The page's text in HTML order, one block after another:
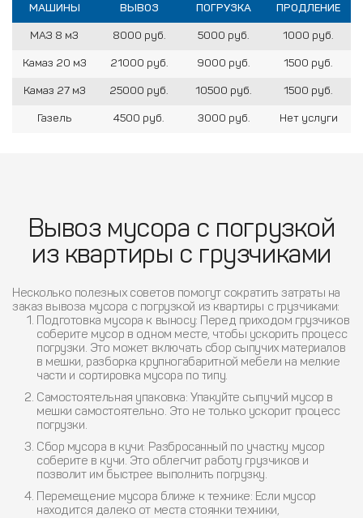
МАШИНЫ ВЫВОЗ ПОГРУЗКА ПРОДЛЕНИЕ
МАЗ 8 м3 8000 руб. 5000 руб. 1000 руб.
Камаз 20 м3 21000 руб. 9000 руб. 1500 руб.
Камаз 27 м3 25000 руб. 10500 руб. 1500 руб.
Газель 4500 руб. 3000 руб. Нет услуги
Вывоз мусора с погрузкой
из квартиры с грузчиками
Несколько полезных советов помогут сократить затраты на
заказ вывоза мусора с погрузкой из квартиры с грузчиками:
Подготовка мусора к выносу: Перед приходом грузчиков
соберите мусор в одном месте, чтобы ускорить процесс
погрузки. Это может включать сбор сыпучих материалов
в мешки, разборка крупногабаритной мебели на мелкие
части и сортировка мусора по типу.
Самостоятельная упаковка: Упакуйте сыпучий мусор в
мешки самостоятельно. Это не только ускорит процесс
погрузки.
Сбор мусора в кучи: Разбросанный по участку мусор
соберите в кучи. Это облегчит работу грузчиков и
позволит им быстрее выполнить погрузку.
Перемещение мусора ближе к технике: Если мусор
находится далеко от места стоянки техники,